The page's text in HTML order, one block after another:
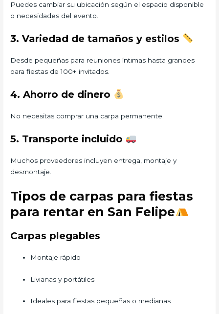
Puedes cambiar su ubicación según el espacio disponible
o necesidades del evento.
3. Variedad de tamaños y estilos
Desde pequeñas para reuniones íntimas hasta grandes
para fiestas de 100+ invitados.
4. Ahorro de dinero
No necesitas comprar una carpa permanente.
5. Transporte incluido
Muchos proveedores incluyen entrega, montaje y
desmontaje.
Tipos de carpas para fiestas
para rentar en San Felipe
Carpas plegables
Montaje rápido
Livianas y portátiles
Ideales para fiestas pequeñas o medianas